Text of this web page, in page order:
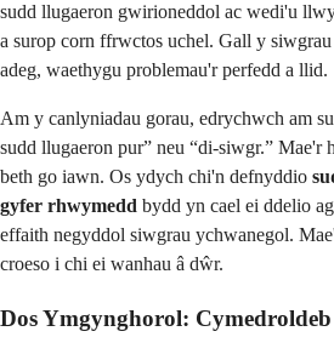
sudd llugaeron gwirioneddol ac wedi'u
a surop corn ffrwctos uchel. Gall y
adeg, waethygu problemau'r perfedd a llid.
Am y canlyniadau gorau, edrychwch am
sudd llugaeron pur” neu “di-siwgr.” Mae'r
beth go iawn. Os ydych chi'n defnyddio
gyfer rhwymedd bydd yn cael ei ddelio
effaith negyddol siwgrau ychwanegol.
croeso i chi ei wanhau â dŵr.
Dos Ymgynghorol: